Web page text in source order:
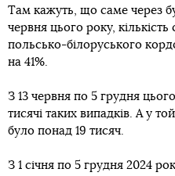
Там кажуть, що саме через
червня цього року,
польсько-білоруського
на 41%.
З 13 червня по 5 грудня
тисячі таких випадків. А у
було понад 19 тисяч.
З 1 січня по 5 грудня 2024